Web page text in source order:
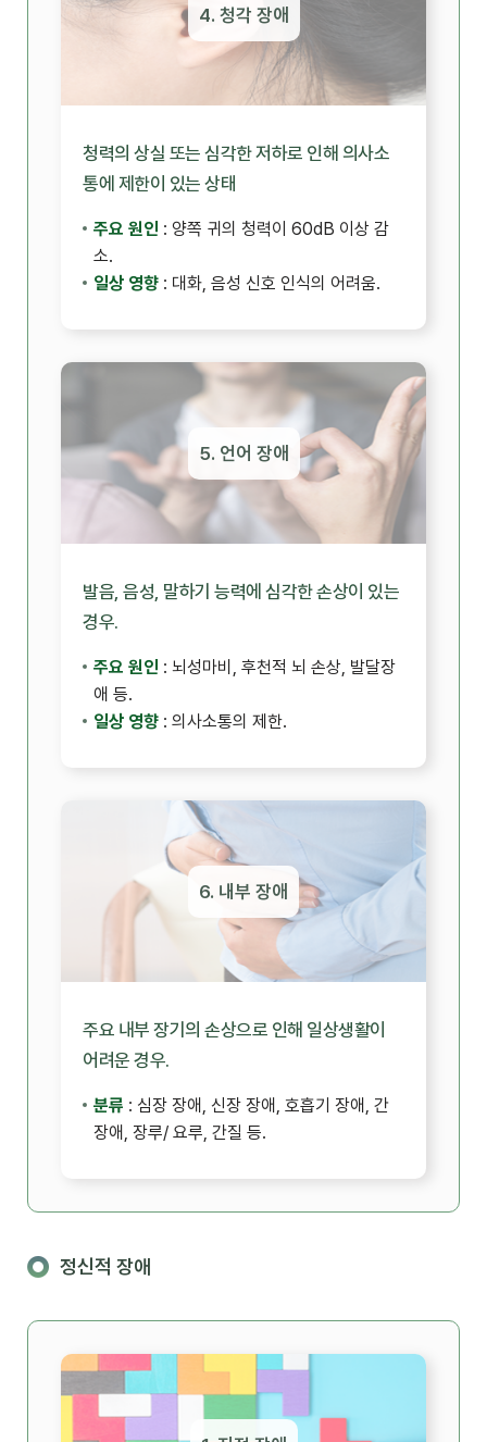
4. 청각 장애
청력의 상실 또는 심각한 저하로 인해 의사소
통에 제한이 있는 상태
주요 원인 : 양쪽 귀의 청력이 60dB 이상 감
소.
일상 영향 : 대화, 음성 신호 인식의 어려움.
5. 언어 장애
발음, 음성, 말하기 능력에 심각한 손상이 있는
경우.
주요 원인 : 뇌성마비, 후천적 뇌 손상, 발달장
애 등.
일상 영향 : 의사소통의 제한.
6. 내부 장애
주요 내부 장기의 손상으로 인해 일상생활이
어려운 경우.
분류 : 심장 장애, 신장 장애, 호흡기 장애, 간
장애, 장루/ 요루, 간질 등.
정신적 장애